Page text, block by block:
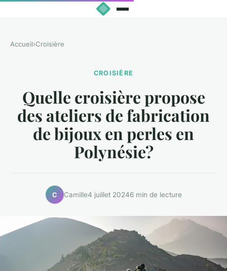
Accueil›Croisière
CROISIÈRE
Quelle croisière propose
des ateliers de fabrication
de bijoux en perles en
Polynésie?
C Camille4 juillet 20246 min de lecture